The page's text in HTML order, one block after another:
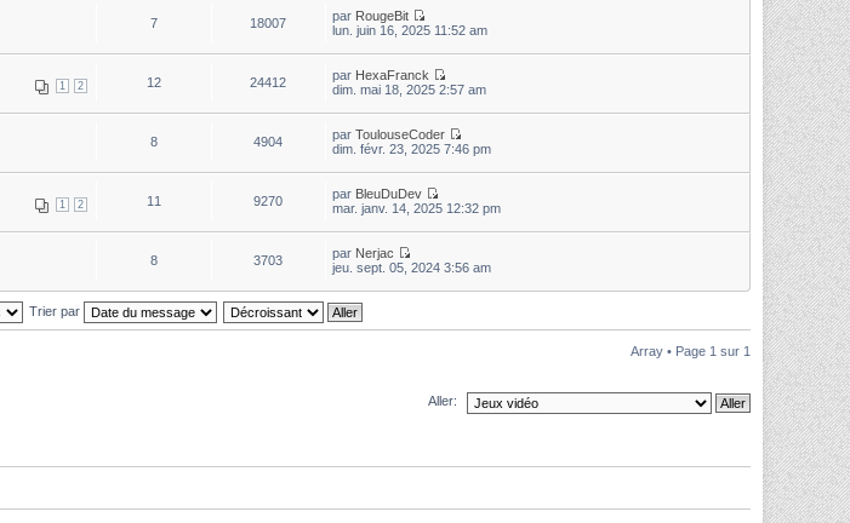
7 18007 par RougeBit
lun. juin 16, 2025 11:52 am
1 2 12 24412 par HexaFranck
dim. mai 18, 2025 2:57 am
8 4904 parToulouseCoder
dim. févr. 23, 2025 7:46 pm
1 2 11 9270 par BleuDuDev
mar. janv. 14, 2025 12:32 pm
8 3703 par Nerjac
jeu. sept. 05, 2024 3:56 am
Trier par
Array • Page 1 sur 1
Aller: